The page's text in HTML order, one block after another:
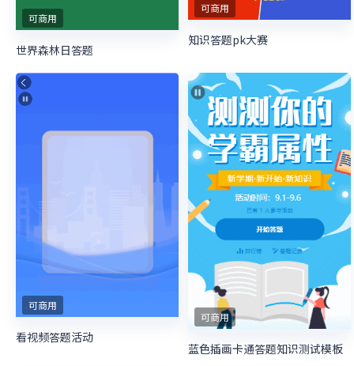
可商用
世界森林日答题
可商用
知识答题pk大赛
可商用
看视频答题活动
可商用
蓝色插画卡通答题知识测试模板